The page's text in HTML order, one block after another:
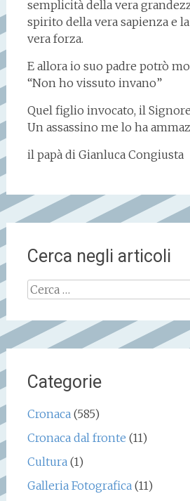
semplicità della vera
spirito della vera sapienza e
vera forza.
E allora io suo padre potrò
“Non ho vissuto invano”
Quel figlio invocato, il
Un assassino me lo ha
il papà di Gianluca Congiusta
Cerca negli articoli
Ricerca
per:
Categorie
Cronaca (585)
Cronaca dal fronte (11)
Cultura (1)
Galleria Fotografica (11)